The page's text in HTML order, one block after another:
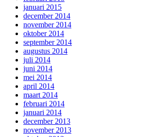
januari 2015
december 2014
november 2014
oktober 2014
september 2014
augustus 2014
juli 2014
juni 2014
mei 2014
april 2014
maart 2014
februari 2014
januari 2014
december 2013
november 2013